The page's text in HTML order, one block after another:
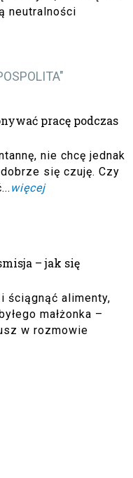
neutralności
pracę podczas
nie chcę jednak
się czuję. Czy
więcej
– jak się
ściągnąć alimenty,
małżonka –
w rozmowie